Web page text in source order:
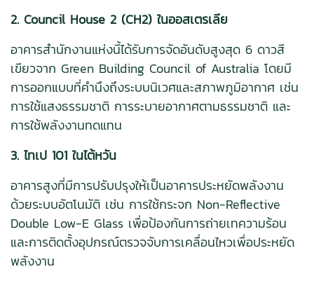
2. Council House 2 (CH2) ในออสเตรเลีย
อาคารสำนักงานแห่งนี้ได้รับการจัดอันดับสูงสุด 6 ดาวสี
เขียวจาก Green Building Council of Australia โดยมี
การออกแบบที่คำนึงถึงระบบนิเวศและสภาพภูมิอากาศ เช่น
การใช้แสงธรรมชาติ การระบายอากาศตามธรรมชาติ และ
การใช้พลังงานทดแทน
3. ไทเป 101 ในไต้หวัน
อาคารสูงที่มีการปรับปรุงให้เป็นอาคารประหยัดพลังงาน
ด้วยระบบอัตโนมัติ เช่น การใช้กระจก Non-Reflective
Double Low-E Glass เพื่อป้องกันการถ่ายเทความร้อน
และการติดตั้งอุปกรณ์ตรวจจับการเคลื่อนไหวเพื่อประหยัด
พลังงาน